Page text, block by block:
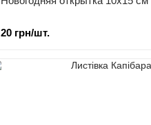
20 грн/шт.